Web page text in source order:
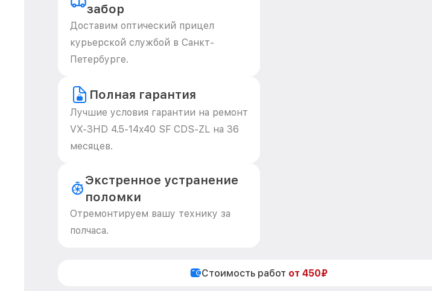
забор
Доставим оптический прицел
курьерской службой в Санкт-
Петербурге.
Полная гарантия
Лучшие условия гарантии на ремонт
VX-3HD 4.5-14x40 SF CDS-ZL на 36
месяцев.
Экстренное устранение
поломки
Отремонтируем вашу технику за
полчаса.
Стоимость работ от 450₽